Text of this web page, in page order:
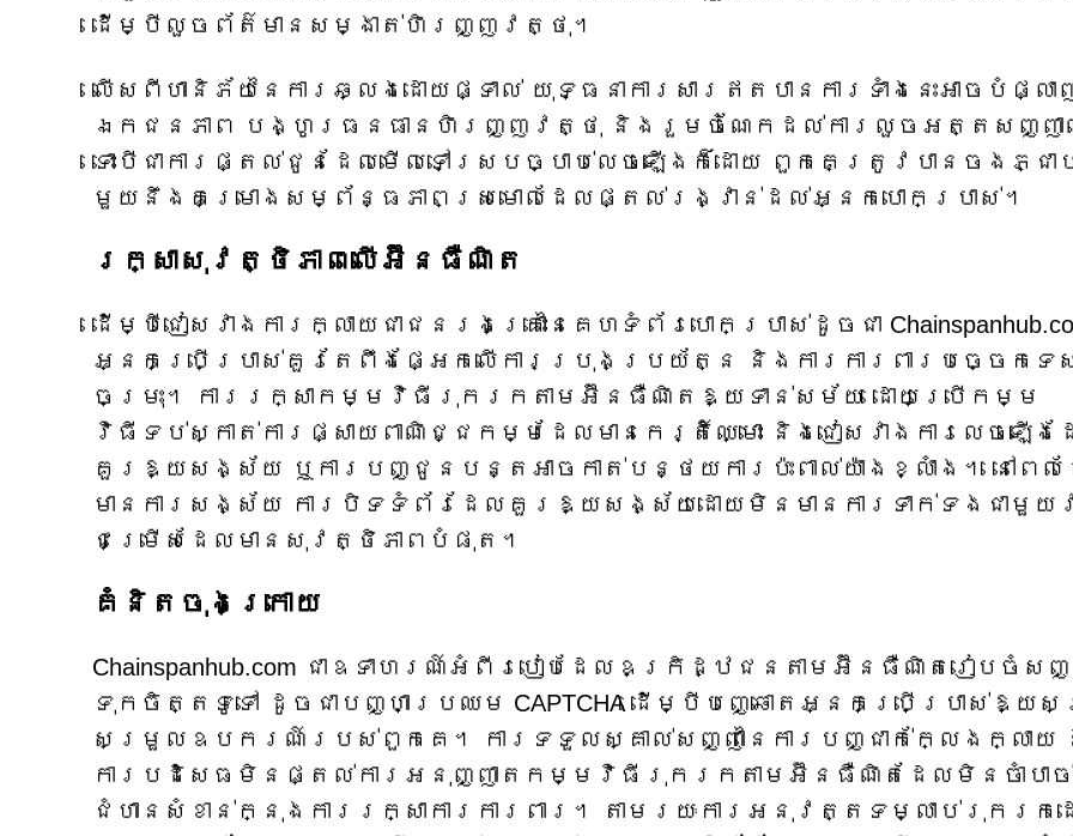
ដើម្បីលួចព័ត៌មានសម្ងាត់ហិរញ្ញវត្ថុ។
លើសពីហានិភ័យនៃការឆ្លងដោយផ្ទាល់ យុទ្ធនាការសារឥតបានការទាំងនេះអាចបំផ្លា
ឯកជនភាព បង្ហូរធនធានហិរញ្ញវត្ថុ និងរួមចំណែកដល់ការលួចអត្តសញ្ញា
ទោះបីជាការផ្តល់ជូនដែលមើលទៅស្របច្បាប់លេចឡើងក៏ដោយ ពួកគេត្រូវបានចងភ្ជា
មួយនឹងគម្រោងសម្ព័ន្ធភាពស្រមោលដែលផ្តល់រង្វាន់ដល់អ្នកបោកប្រាស់។
រក្សាសុវត្ថិភាពលើអ៊ីនធឺណិត
ដើម្បីជៀសវាងការក្លាយជាជនរងគ្រោះនៃគេហទំព័របោកប្រាស់ដូចជា
អ្នកប្រើប្រាស់គួរតែពឹងផ្អែកលើការប្រុងប្រយ័ត្ន និងការការពារបច្ចេកទេ
ចម្រុះ។ ការរក្សាកម្មវិធីរុករកតាមអ៊ីនធឺណិតឱ្យទាន់សម័យ ដោយប្រើកម្ម
វិធីទប់ស្កាត់ការផ្សាយពាណិជ្ជកម្មដែលមានកេរ្តិ៍ឈ្មោះ និងជៀសវាងការលេចឡើងដ
គួរឱ្យសង្ស័យ ឬការបញ្ជូនបន្តអាចកាត់បន្ថយការប៉ះពាល់យ៉ាងខ្លាំង។ នៅពេល
មានការសង្ស័យ ការបិទទំព័រដែលគួរឱ្យសង្ស័យដោយមិនមានការទាក់ទងជាមួយវ
ជម្រើសដែលមានសុវត្ថិភាពបំផុត។
គំនិតចុងក្រោយ
Chainspanhub.com ជាឧទាហរណ៍អំពីរបៀបដែលឧក្រិដ្ឋជនតាមអ៊ីនធឺណិតរៀបចំសញ្
ទុកចិត្តទូទៅ ដូចជាបញ្ហាប្រឈម CAPTCHA ដើម្បីបញ្ឆោតអ្នកប្រើប្រាស់ឱ្យ
សម្រួលឧបករណ៍របស់ពួកគេ។ ការទទួលស្គាល់សញ្ញានៃការបញ្ជាក់ក្លែងក្លាយ
ការបដិសេធមិនផ្តល់ការអនុញ្ញាតកម្មវិធីរុករកតាមអ៊ីនធឺណិតដែលមិនចាំបាច់
ជំហានសំខាន់ក្នុងការរក្សាការការពារ។ តាមរយៈការអនុវត្តទម្លាប់រុករកដ